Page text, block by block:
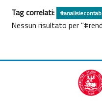
Tag correlati:
Nessun risultato per